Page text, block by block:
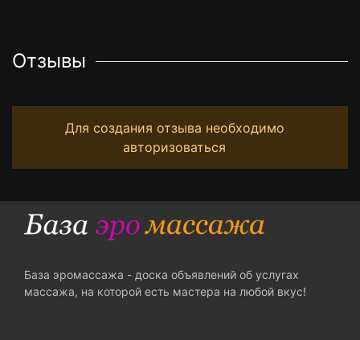
Отзывы
Для создания отзыва необходимо
авторизоваться
База эромассажа - доска объявлений об услугах
массажа, на которой есть мастера на любой вкус!